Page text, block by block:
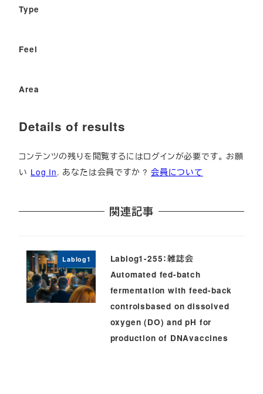
Type
Feel
Area
Details of results
コンテンツの残りを閲覧するにはログインが必要です。 お願
い Log In. あなたは会員ですか ?会員について
関連記事
Lablog1
Lablog1-255：雑誌会
Automated fed-batch
fermentation with feed-back
controlsbased on dissolved
oxygen (DO) and pH for
production of DNAvaccines